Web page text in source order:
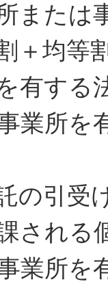
または
＋均等
有する
業所を
の引受
される
業所を